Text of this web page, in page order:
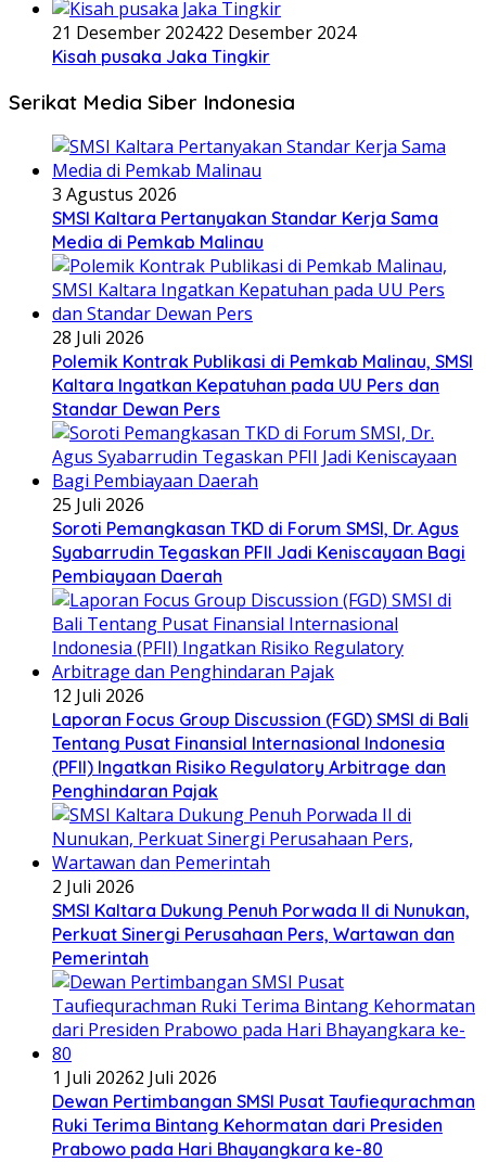
21 Desember 202422 Desember 2024
Kisah pusaka Jaka Tingkir
Serikat Media Siber Indonesia
3 Agustus 2026
SMSI Kaltara Pertanyakan Standar Kerja Sama
Media di Pemkab Malinau
28 Juli 2026
Polemik Kontrak Publikasi di Pemkab Malinau, SMSI
Kaltara Ingatkan Kepatuhan pada UU Pers dan
Standar Dewan Pers
25 Juli 2026
Soroti Pemangkasan TKD di Forum SMSI, Dr. Agus
Syabarrudin Tegaskan PFII Jadi Keniscayaan Bagi
Pembiayaan Daerah
12 Juli 2026
Laporan Focus Group Discussion (FGD) SMSI di Bali
Tentang Pusat Finansial Internasional Indonesia
(PFII) Ingatkan Risiko Regulatory Arbitrage dan
Penghindaran Pajak
2 Juli 2026
SMSI Kaltara Dukung Penuh Porwada II di Nunukan,
Perkuat Sinergi Perusahaan Pers, Wartawan dan
Pemerintah
1 Juli 20262 Juli 2026
Dewan Pertimbangan SMSI Pusat Taufiequrachman
Ruki Terima Bintang Kehormatan dari Presiden
Prabowo pada Hari Bhayangkara ke-80